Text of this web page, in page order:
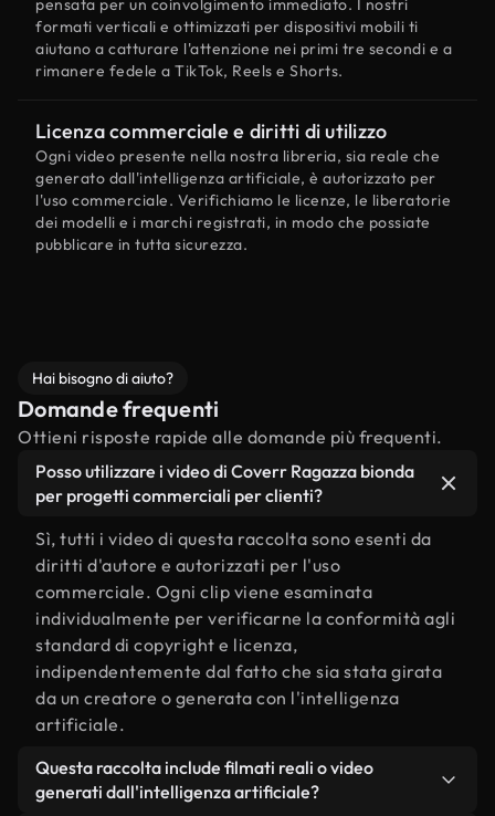
pensata per un coinvolgimento immediato. I nostri
formati verticali e ottimizzati per dispositivi mobili ti
aiutano a catturare l'attenzione nei primi tre secondi e a
rimanere fedele a TikTok, Reels e Shorts.
Licenza commerciale e diritti di utilizzo
Ogni video presente nella nostra libreria, sia reale che
generato dall'intelligenza artificiale, è autorizzato per
l'uso commerciale. Verifichiamo le licenze, le liberatorie
dei modelli e i marchi registrati, in modo che possiate
pubblicare in tutta sicurezza.
Hai bisogno di aiuto?
Domande frequenti
Ottieni risposte rapide alle domande più frequenti.
Posso utilizzare i video di Coverr Ragazza bionda
per progetti commerciali per clienti?
Sì, tutti i video di questa raccolta sono esenti da
diritti d'autore e autorizzati per l'uso
commerciale. Ogni clip viene esaminata
individualmente per verificarne la conformità agli
standard di copyright e licenza,
indipendentemente dal fatto che sia stata girata
da un creatore o generata con l'intelligenza
artificiale.
Questa raccolta include filmati reali o video
generati dall'intelligenza artificiale?